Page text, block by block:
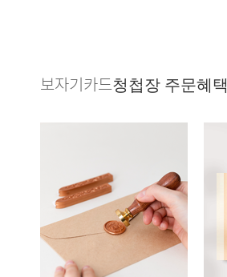
보자기카드청첩장 주문혜택